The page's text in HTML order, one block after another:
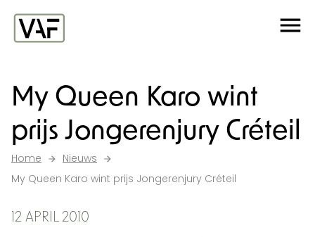
Ga verder naar de inhoud
My Queen Karo wint
prijs Jongerenjury Créteil
Home
Nieuws
My Queen Karo wint prijs Jongerenjury Créteil
12 APRIL 2010